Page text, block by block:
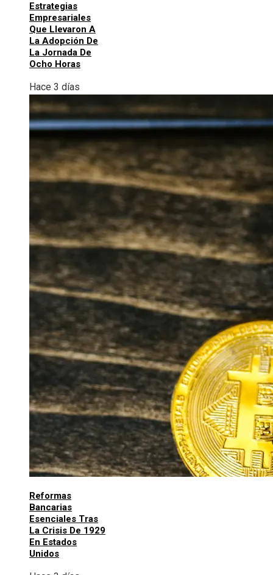
Estrategias
Empresariales
Que Llevaron A
La Adopción De
La Jornada De
Ocho Horas
Hace 3 días
Reformas
Bancarias
Esenciales Tras
La Crisis De 1929
En Estados
Unidos